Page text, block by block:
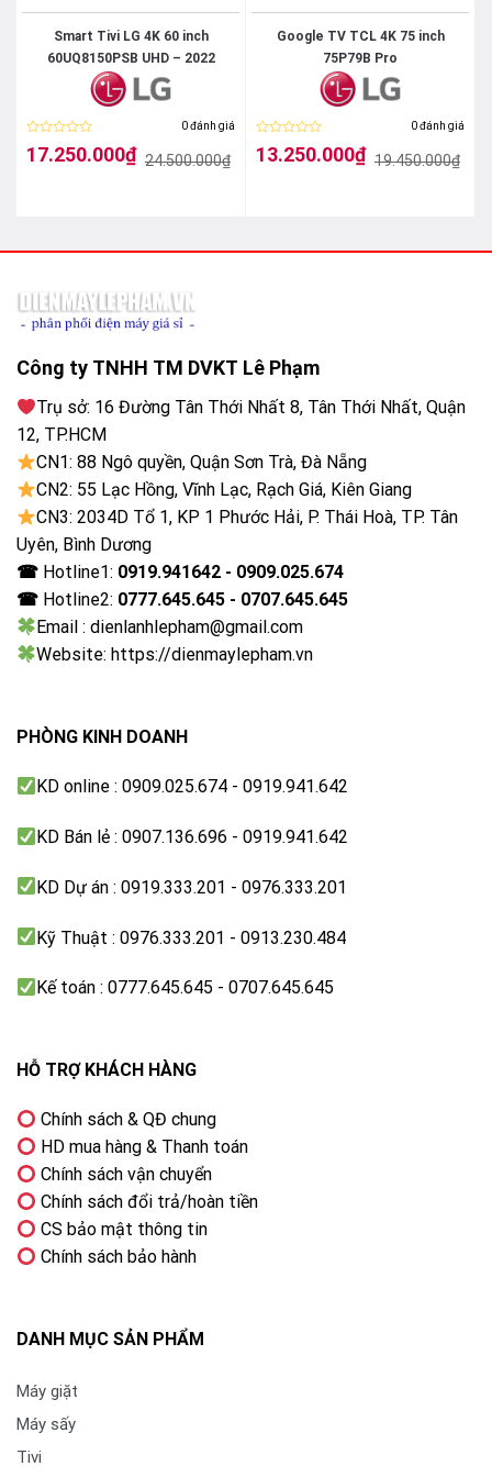
Màn hình tivi có tích hợp công nghệ Eye Care TV và
nhiều công nghệ tiên tiến khác để bảo vệ đôi mắt
Công nghệ Filmmaker Mode làm giảm ánh sáng xanh,
chống mỏi mắt tốt hơn.
Âm thanh lan tỏa
Tivi sử dụng công nghệ âm thanh Dolby Digital
Plus tái tạo âm thanh vòm cho phép người dùng trải
nghiệm chất âm vang, sống động như trong rạp chiếu
phim.
ưu hóa hiệu suất âm thanh và mang đến chất âm tốt
thiết bị ngoại vi khác thông qua Bidirectional
nhạc, xem phim,… trên điện thoại thông minh và tivi.
Điều khiển bằng giọng nói
xa giúp bạn tìm kiếm thông tin hoặc thực hiện các
Lưu ý:Hình ảnh sản phẩm chỉ có tính chất minh họa,
chi tiết sản phẩm, màu sắc, thiết kế và thông số kỹ
thuật có thể thay đổi tùy theo sản phẩm thực tế mà
không cần thông báo trước.
Smart Tivi LG 4K 60 inch
60UQ8150PSB UHD – 2022
Được
xếp
0 đánh giá
24.500.000₫
Giá
17.250.000₫
Giá
Google TV TCL 4K 75 inch
75P79B Pro
Được
xếp
0 đánh giá
19.450.000₫
Giá
13.250.000₫
Giá
Công ty TNHH TM DVKT Lê Phạm
Trụ sở: 16 Đường Tân Thới Nhất 8, Tân Thới Nhất, Quận
12, TP.HCM
CN1: 88 Ngô quyền, Quận Sơn Trà, Đà Nẵng
CN2: 55 Lạc Hồng, Vĩnh Lạc, Rạch Giá, Kiên Giang
CN3: 2034D Tổ 1, KP 1 Phước Hải, P. Thái Hoà, TP. Tân
Uyên, Bình Dương
☎ Hotline1: 0919.941642 - 0909.025.674
☎ Hotline2: 0777.645.645 - 0707.645.645
Email : dienlanhlepham@gmail.com
Website: https://dienmaylepham.vn
PHÒNG KINH DOANH
KD online : 0909.025.674 - 0919.941.642
KD Bán lẻ : 0907.136.696 - 0919.941.642
KD Dự án : 0919.333.201 - 0976.333.201
Kỹ Thuật : 0976.333.201 - 0913.230.484
Kế toán : 0777.645.645 - 0707.645.645
HỖ TRỢ KHÁCH HÀNG
Chính sách & QĐ chung
HD mua hàng & Thanh toán
Chính sách vận chuyển
Chính sách đổi trả/hoàn tiền
CS bảo mật thông tin
Chính sách bảo hành
DANH MỤC SẢN PHẨM
Máy giặt
Máy sấy
Tivi